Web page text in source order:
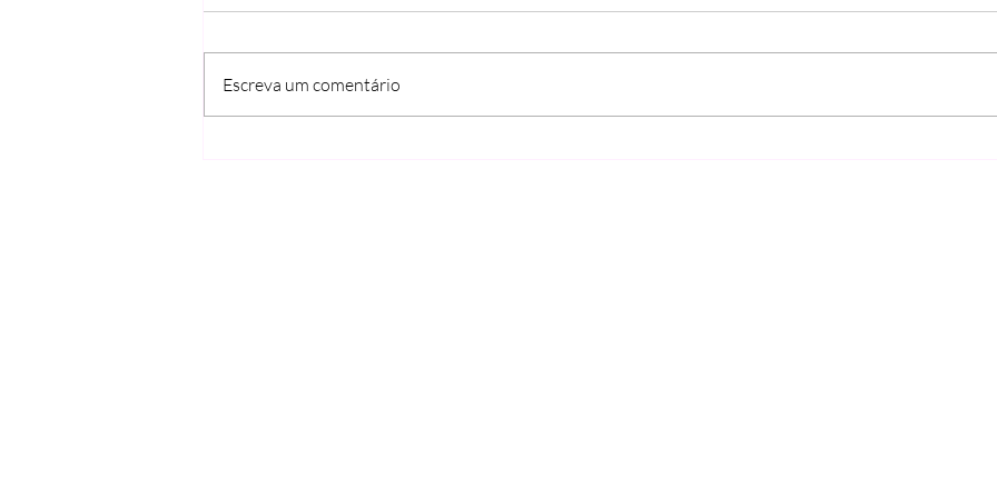
Pizza de frango desfiado
Escreva um comentário